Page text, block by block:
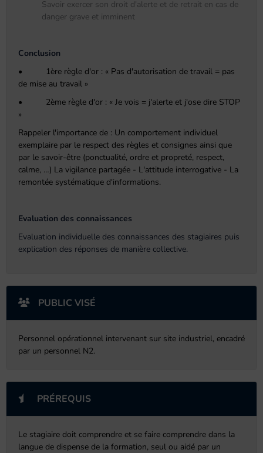
Savoir exercer son droit d'alerte et de retrait en cas de
danger grave et imminent
Conclusion
• 1ère règle d'or : « Pas d'autorisation de travail = pas
de mise au travail »
• 2ème règle d'or : « Je vois = j'alerte et j'ose dire STOP
»
Rappeler l'importance de : Un comportement individuel
exemplaire par le respect des règles et consignes ainsi que
par le savoir-être (ponctualité, ordre et propreté, respect,
calme, …) La vigilance partagée - L'attitude interrogative - La
remontée systématique d'informations.
Evaluation des connaissances
Evaluation individuelle des connaissances des stagiaires puis
explication des réponses de manière collective.
PUBLIC VISÉ
Personnel opérationnel intervenant sur site industriel, encadré
par un personnel N2.
PRÉREQUIS
Le stagiaire doit comprendre et se faire comprendre dans la
langue de dispense de la formation, seul ou aidé par un